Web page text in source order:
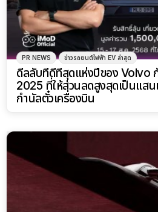
PR NEWS ข่าวรถยนต์ไฟฟ้า EV ล่าสุด
ดีลลับที่ดีที่สุดแห่งปีของ Volvo
2025 ที่ให้ส่วนลดสูงสุดเป็นแส
กำนัลตั๋วเครื่องบิน